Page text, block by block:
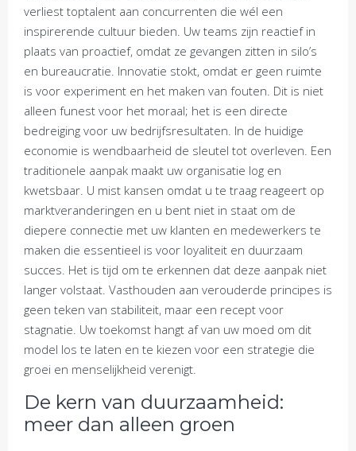
verliest toptalent aan concurrenten die wél een
inspirerende cultuur bieden. Uw teams zijn reactief in
plaats van proactief, omdat ze gevangen zitten in silo’s
en bureaucratie. Innovatie stokt, omdat er geen ruimte
is voor experiment en het maken van fouten. Dit is niet
alleen funest voor het moraal; het is een directe
bedreiging voor uw bedrijfsresultaten. In de huidige
economie is wendbaarheid de sleutel tot overleven. Een
traditionele aanpak maakt uw organisatie log en
kwetsbaar. U mist kansen omdat u te traag reageert op
marktveranderingen en u bent niet in staat om de
diepere connectie met uw klanten en medewerkers te
maken die essentieel is voor loyaliteit en duurzaam
succes. Het is tijd om te erkennen dat deze aanpak niet
langer volstaat. Vasthouden aan verouderde principes is
geen teken van stabiliteit, maar een recept voor
stagnatie. Uw toekomst hangt af van uw moed om dit
model los te laten en te kiezen voor een strategie die
groei en menselijkheid verenigt.
De kern van duurzaamheid:
meer dan alleen groen